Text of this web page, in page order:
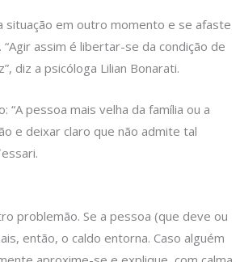
situação em outro momento e se afaste
assim é libertar-se da condição de
diz a psicóloga Lilian Bonarati.
“A pessoa mais velha da família ou a
e deixar claro que não admite tal
problemão. Se a pessoa (que deve ou
então, o caldo entorna. Caso alguém